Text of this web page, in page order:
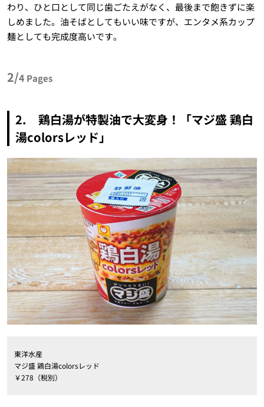
わり、ひと口として同じ歯ごたえがなく、最後まで飽きずに楽
しめました。油そばとしてもいい味ですが、エンタメ系カップ
麺としても完成度高いです。
2/4 Pages
2. 鶏白湯が特製油で大変身！「マジ盛 鶏白
湯colorsレッド」
東洋水産
マジ盛 鶏白湯colorsレッド
￥278（税別）